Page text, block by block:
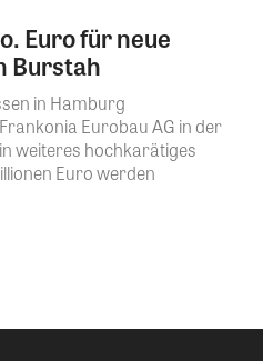
Euro für neue
Burstah
in Hamburg
Eurobau AG in der
weiteres hochkarätiges
Euro werden